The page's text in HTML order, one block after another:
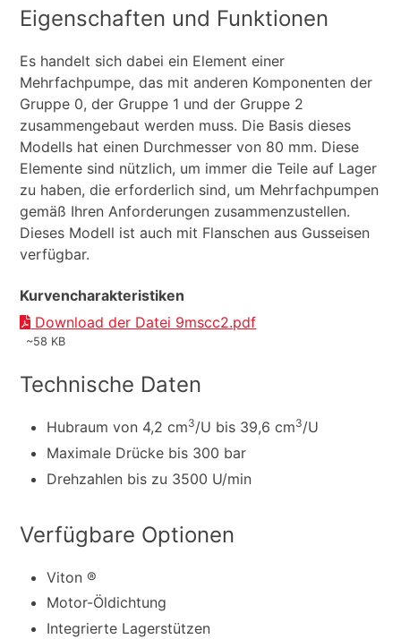
Eigenschaften und Funktionen
Es handelt sich dabei ein Element einer
Mehrfachpumpe, das mit anderen Komponenten der
Gruppe 0, der Gruppe 1 und der Gruppe 2
zusammengebaut werden muss. Die Basis dieses
Modells hat einen Durchmesser von 80 mm. Diese
Elemente sind nützlich, um immer die Teile auf Lager
zu haben, die erforderlich sind, um Mehrfachpumpen
gemäß Ihren Anforderungen zusammenzustellen.
Dieses Modell ist auch mit Flanschen aus Gusseisen
verfügbar.
Kurvencharakteristiken
Download der Datei 9mscc2.pdf
~58 KB
Technische Daten
Hubraum von 4,2 cm3/U bis 39,6 cm3/U
Maximale Drücke bis 300 bar
Drehzahlen bis zu 3500 U/min
Verfügbare Optionen
Viton ®
Motor-Öldichtung
Integrierte Lagerstützen